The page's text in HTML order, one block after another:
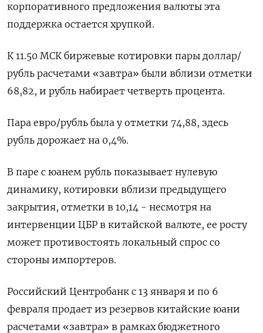
корпоративного предложения валюты эта
поддержка остается хрупкой.
К 11.50 МСК биржевые котировки пары доллар/
рубль расчетами «завтра» были вблизи отметки
68,82, и рубль набирает четверть процента.
Пара евро/рубль была у отметки 74,88, здесь
рубль дорожает на 0,4%.
В паре с юанем рубль показывает нулевую
динамику, котировки вблизи предыдущего
закрытия, отметки в 10,14 - несмотря на
интервенции ЦБР в китайской валюте, ее росту
может противостоять локальный спрос со
стороны импортеров.
Российский Центробанк с 13 января и по 6
февраля продает из резервов китайские юани
расчетами «завтра» в рамках бюджетного